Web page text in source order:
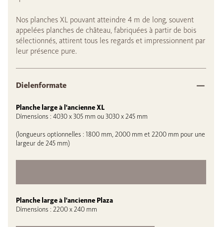
Nos planches XL pouvant atteindre 4 m de long, souvent
appelées planches de château, fabriquées à partir de bois
sélectionnés, attirent tous les regards et impressionnent par
leur présence pure.
Dielenformate
Planche large à l'ancienne XL
Dimensions : 4030 x 305 mm ou 3030 x 245 mm
(longueurs optionnelles : 1800 mm, 2000 mm et 2200 mm pour une
largeur de 245 mm)
Planche large à l'ancienne Plaza
Dimensions : 2200 x 240 mm